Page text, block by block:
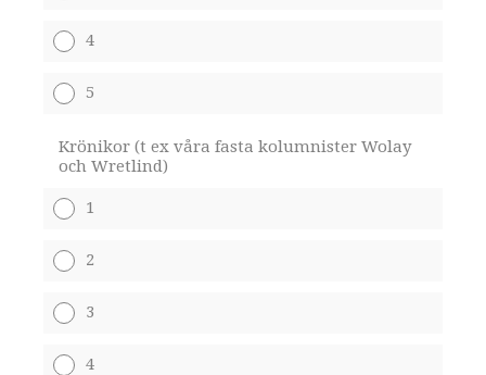
4
5
Krönikor (t ex våra fasta kolumnister Wolay
och Wretlind)
1
2
3
4